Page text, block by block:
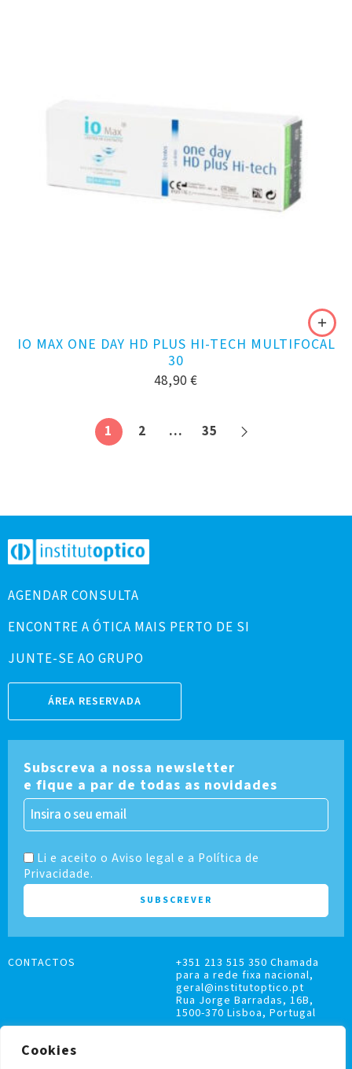
Cookies
IO MAX ONE DAY HD PLUS HI-TECH MULTIFOCAL
30
48,90 €
1 2 … 35
AGENDAR CONSULTA
ENCONTRE A ÓTICA MAIS PERTO DE SI
JUNTE-SE AO GRUPO
ÁREA RESERVADA
Subscreva a nossa newsletter
e fique a par de todas as novidades
Li e aceito o Aviso legal e a Política de
Privacidade.
CONTACTOS
+351 213 515 350 Chamada
para a rede fixa nacional,
geral@institutoptico.pt
Rua Jorge Barradas, 16B,
1500-370 Lisboa, Portugal